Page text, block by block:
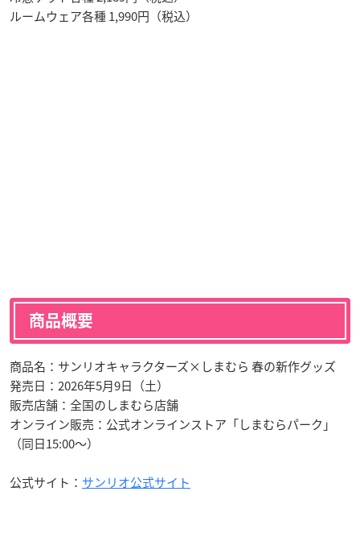
ルームウェア各種 1,990円（税込）
商品概要
商品名：サンリオキャラクターズ×しまむら 春の新作グッズ
発売日：2026年5月9日（土）
販売店舗：全国のしまむら店舗
オンライン販売：公式オンラインストア「しまむらパーク」
（同日15:00〜）
公式サイト： サンリオ公式サイト